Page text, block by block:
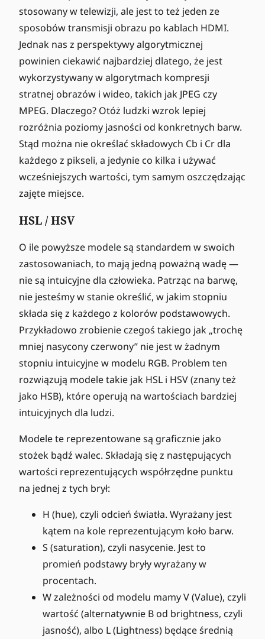
stosowany w telewizji, ale jest to też jeden ze
sposobów transmisji obrazu po kablach HDMI.
Jednak nas z perspektywy algorytmicznej
powinien ciekawić najbardziej dlatego, że jest
wykorzystywany w algorytmach kompresji
stratnej obrazów i wideo, takich jak JPEG czy
MPEG. Dlaczego? Otóż ludzki wzrok lepiej
rozróżnia poziomy jasności od konkretnych barw.
Stąd można nie określać składowych Cb i Cr dla
każdego z pikseli, a jedynie co kilka i używać
wcześniejszych wartości, tym samym oszczędzając
zajęte miejsce.
HSL / HSV
O ile powyższe modele są standardem w swoich
zastosowaniach, to mają jedną poważną wadę —
nie są intuicyjne dla człowieka. Patrząc na barwę,
nie jesteśmy w stanie określić, w jakim stopniu
składa się z każdego z kolorów podstawowych.
Przykładowo zrobienie czegoś takiego jak „trochę
mniej nasycony czerwony” nie jest w żadnym
stopniu intuicyjne w modelu RGB. Problem ten
rozwiązują modele takie jak HSL i HSV (znany też
jako HSB), które operują na wartościach bardziej
intuicyjnych dla ludzi.
Modele te reprezentowane są graficznie jako
stożek bądź walec. Składają się z następujących
wartości reprezentujących współrzędne punktu
na jednej z tych brył:
H (hue), czyli odcień światła. Wyrażany jest
kątem na kole reprezentującym koło barw.
S (saturation), czyli nasycenie. Jest to
promień podstawy bryły wyrażany w
procentach.
W zależności od modelu mamy V (Value), czyli
wartość (alternatywnie B od brightness, czyli
jasność), albo L (Lightness) będące średnią